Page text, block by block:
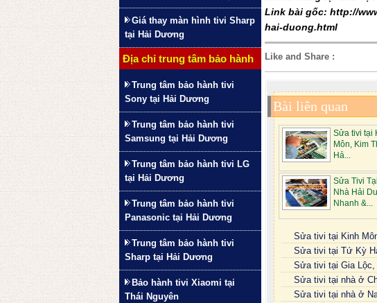
Giá thay màn hình tivi Sharp
tại Hải Dương
Địa chỉ trung tâm bảo hành
Trung tâm bảo hành tivi
Sony tại Hải Dương
Trung tâm bảo hành tivi
Samsung tại Hải Dương
Trung tâm bảo hành tivi LG
tại Hải Dương
Trung tâm bảo hành tivi
Panasonic tại Hải Dương
Trung tâm bảo hành tivi
Sharp tại Hải Dương
Bảo hành tivi Xiaomi tại
Thái Nguyên
Link bài gốc: http://
hai-duong.html
Like and Share :
Bài liên quan
Sửa tivi tại
Môn, Kim
Hả...
Sửa Tivi Tại
Nhà Hải
Nhanh &...
Sửa tivi tại Kinh
Sửa tivi tại Tứ Kỳ
Sửa tivi tại Gia Lộc,
Sửa tivi tại nhà ở
Sửa tivi tại nhà ở